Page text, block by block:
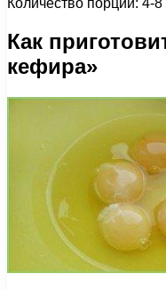
Количество порций: 4-8
Как
кефира»